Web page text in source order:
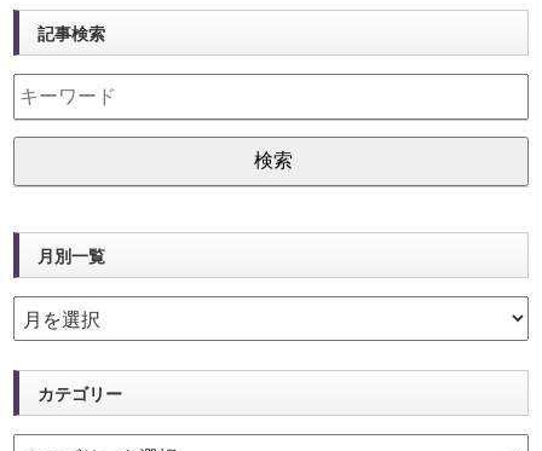
記事検索
月別一覧
カテゴリー